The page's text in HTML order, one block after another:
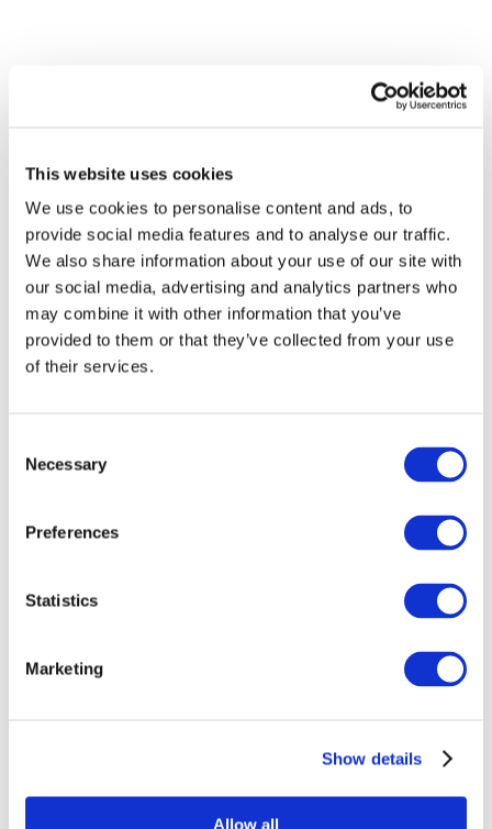
This website uses cookies
We use cookies to personalise content and ads, to
provide social media features and to analyse our traffic.
We also share information about your use of our site with
our social media, advertising and analytics partners who
may combine it with other information that you’ve
provided to them or that they’ve collected from your use
of their services.
Selection
Necessary
Preferences
Statistics
Marketing
Show details
Allow all
Творческий вечер
Наше спецпредложение